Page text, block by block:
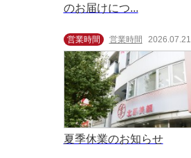
のお届けにつ...
営業時間 営業時間 2026.07.21
夏季休業のお知らせ